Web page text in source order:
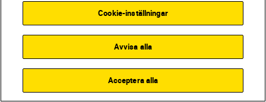
Cookie-inställningar
Avvisa alla
Acceptera alla